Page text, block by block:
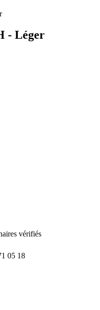
- Léger
vérifiés
05 18